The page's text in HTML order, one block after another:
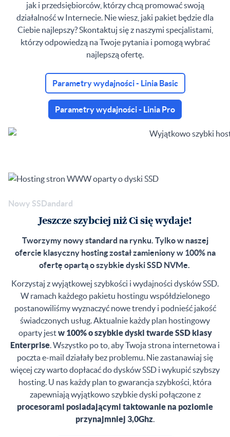
jak i przedsiębiorców, którzy chcą promować swoją
działalność w Internecie. Nie wiesz, jaki pakiet będzie dla
Ciebie najlepszy? Skontaktuj się z naszymi specjalistami,
którzy odpowiedzą na Twoje pytania i pomogą wybrać
najlepszą ofertę.
Parametry wydajności - Linia Basic
Parametry wydajności - Linia Pro
Nowy SSDandard
Jeszcze szybciej niż Ci się wydaje!
Tworzymy nowy standard na rynku. Tylko w naszej
ofercie klasyczny hosting został zamieniony w 100% na
ofertę opartą o szybkie dyski SSD NVMe.
Korzystaj z wyjątkowej szybkości i wydajności dysków SSD.
W ramach każdego pakietu hostingu współdzielonego
postanowiliśmy wyznaczyć nowe trendy i podnieść jakość
świadczonych usług. Aktualnie każdy plan hostingowy
oparty jestw 100% o szybkie dyski twarde SSD klasy
Enterprise. Wszystko po to, aby Twoja strona internetowa i
poczta e-mail działały bez problemu. Nie zastanawiaj się
więcej czy warto dopłacać do dysków SSD i wykupić szybszy
hosting. U nas każdy plan to gwarancja szybkości, która
zapewniają wyjątkowo szybkie dyski połączone z
procesorami posiadającymi taktowanie na poziomie
przynajmniej 3,0Ghz.